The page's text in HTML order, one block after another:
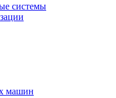
системы
машин